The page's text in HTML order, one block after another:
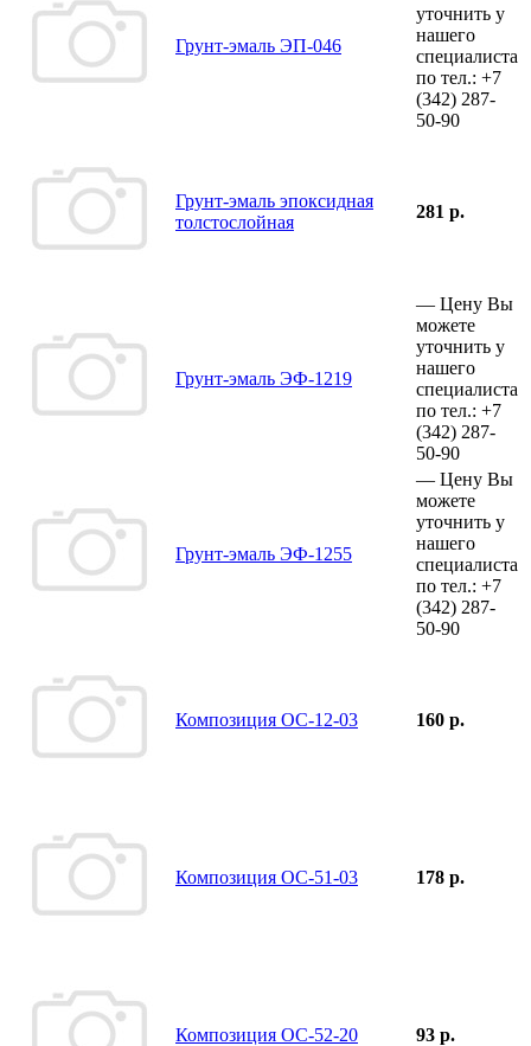
Грунт-эмаль ЭП-046
уточнить у
нашего
специалиста
по тел.: +7
(342) 287-
50-90
Грунт-эмаль эпоксидная
толстослойная
281 р.
Грунт-эмаль ЭФ-1219
— Цену Вы
можете
уточнить у
нашего
специалиста
по тел.: +7
(342) 287-
50-90
Грунт-эмаль ЭФ-1255
— Цену Вы
можете
уточнить у
нашего
специалиста
по тел.: +7
(342) 287-
50-90
Композиция ОС-12-03 160 р.
Композиция ОС-51-03 178 р.
Композиция ОС-52-20 93 р.